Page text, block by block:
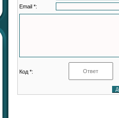
Email *:
Код *: